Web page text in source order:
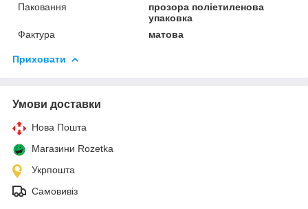
Паковання
прозора поліетиленова
упаковка
Фактура
матова
Приховати
Умови доставки
Нова Пошта
Магазини Rozetka
Укрпошта
Самовивіз